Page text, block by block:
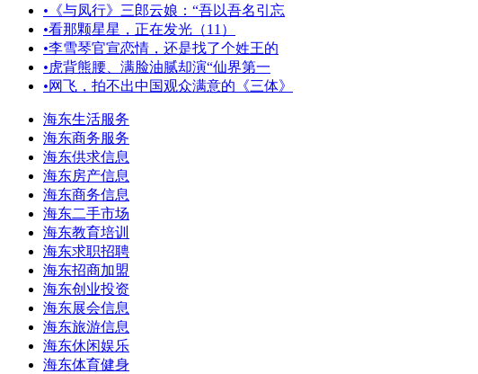
• 《与凤行》三郎云娘：“吾以吾名引忘
•看那颗星星，正在发光（11）
•李雪琴官宣恋情，还是找了个姓王的
•虎背熊腰、满脸油腻却演“仙界第一
•网飞，拍不出中国观众满意的《三体》
海东生活服务
海东商务服务
海东供求信息
海东房产信息
海东商务信息
海东二手市场
海东教育培训
海东求职招聘
海东招商加盟
海东创业投资
海东展会信息
海东旅游信息
海东休闲娱乐
海东体育健身